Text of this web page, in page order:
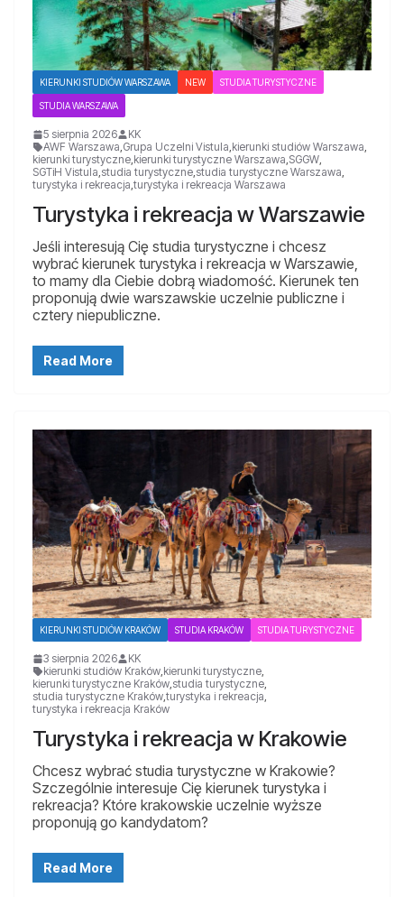
KIERUNKI STUDIÓW WARSZAWA NEW STUDIA TURYSTYCZNE
STUDIA WARSZAWA
5 sierpnia 2026
KK
AWF Warszawa,Grupa Uczelni Vistula,kierunki studiów Warszawa,
kierunki turystyczne,kierunki turystyczne Warszawa,SGGW,
SGTiH Vistula,studia turystyczne,studia turystyczne Warszawa,
turystyka i rekreacja,turystyka i rekreacja Warszawa
Turystyka i rekreacja w Warszawie
Jeśli interesują Cię studia turystyczne i chcesz
wybrać kierunek turystyka i rekreacja w Warszawie,
to mamy dla Ciebie dobrą wiadomość. Kierunek ten
proponują dwie warszawskie uczelnie publiczne i
cztery niepubliczne.
Read More
KIERUNKI STUDIÓW KRAKÓW STUDIA KRAKÓW STUDIA TURYSTYCZNE
3 sierpnia 2026
KK
kierunki studiów Kraków,kierunki turystyczne,
kierunki turystyczne Kraków,studia turystyczne,
studia turystyczne Kraków,turystyka i rekreacja,
turystyka i rekreacja Kraków
Turystyka i rekreacja w Krakowie
Chcesz wybrać studia turystyczne w Krakowie?
Szczególnie interesuje Cię kierunek turystyka i
rekreacja? Które krakowskie uczelnie wyższe
proponują go kandydatom?
Read More